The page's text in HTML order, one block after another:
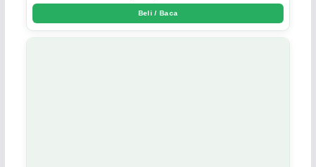
Beli / Baca